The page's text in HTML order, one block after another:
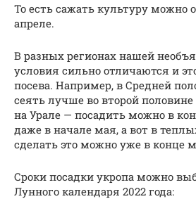
То есть сажать культуру можно
апреле.
В разных регионах нашей
условия сильно отличаются и
посева. Например, в Средней
сеять лучше во второй
на Урале — посадить можно в
даже в начале мая, а вот в
сделать это можно уже в конце
Сроки посадки укропа можно
Лунного календаря 2022 года: